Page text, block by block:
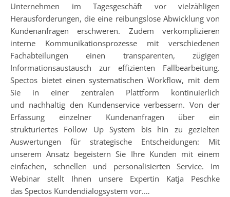
Unternehmen im Tagesgeschäft vor vielzähligen
Herausforderungen, die eine reibungslose Abwicklung von
Kundenanfragen erschweren. Zudem verkomplizieren
interne Kommunikationsprozesse mit verschiedenen
Fachabteilungen einen transparenten, zügigen
Informationsaustausch zur effizienten Fallbearbeitung.
Spectos bietet einen systematischen Workflow, mit dem
Sie in einer zentralen Plattform kontinuierlich
und nachhaltig den Kundenservice verbessern. Von der
Erfassung einzelner Kundenanfragen über ein
strukturiertes Follow Up System bis hin zu gezielten
Auswertungen für strategische Entscheidungen: Mit
unserem Ansatz begeistern Sie Ihre Kunden mit einem
einfachen, schnellen und personalisierten Service. Im
Webinar stellt Ihnen unsere Expertin Katja Peschke
das Spectos Kundendialogsystem vor.…